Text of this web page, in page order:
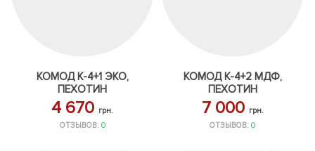
КОМОД К-4+1 ЭКО,
ПЕХОТИН
4 670 грн.
ОТЗЫВОВ: 0
КОМОД К-4+2 МДФ,
ПЕХОТИН
7 000 грн.
ОТЗЫВОВ:0